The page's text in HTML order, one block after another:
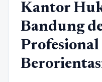
Kantor
Bandung
Profesional